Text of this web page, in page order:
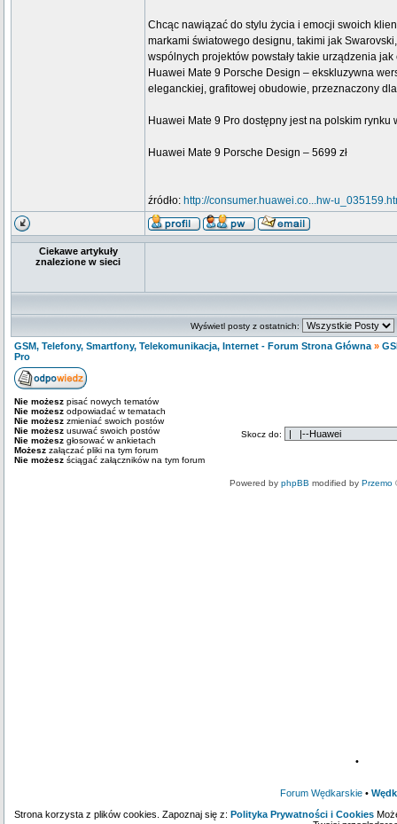
Chcąc nawiązać do stylu życia i emocji swoich
markami światowego designu, takimi jak
wspólnych projektów powstały takie urządzenia
Huawei Mate 9 Porsche Design – ekskluzywna
eleganckiej, grafitowej obudowie, przeznaczony
Huawei Mate 9 Pro dostępny jest na polskim rynku
Huawei Mate 9 Porsche Design – 5699 zł
źródło: http://consumer.huawei.co...hw-
Ciekawe artykuły
znalezione w sieci
Wyświetl posty z ostatnich:
GSM, Telefony, Smartfony, Telekomunikacja, Internet - Forum Strona Główna »
Pro
Nie możesz pisać nowych tematów
Nie możesz odpowiadać w tematach
Nie możesz zmieniać swoich postów
Nie możesz usuwać swoich postów
Nie możesz głosować w ankietach
Możesz załączać pliki na tym forum
Nie możesz ściągać załączników na tym forum
Skocz do:
Powered by phpBB modified by Przemo
•
Forum Wędkarskie•
Strona korzysta z plików cookies. Zapoznaj się z: Polityka Prywatności i Cookies